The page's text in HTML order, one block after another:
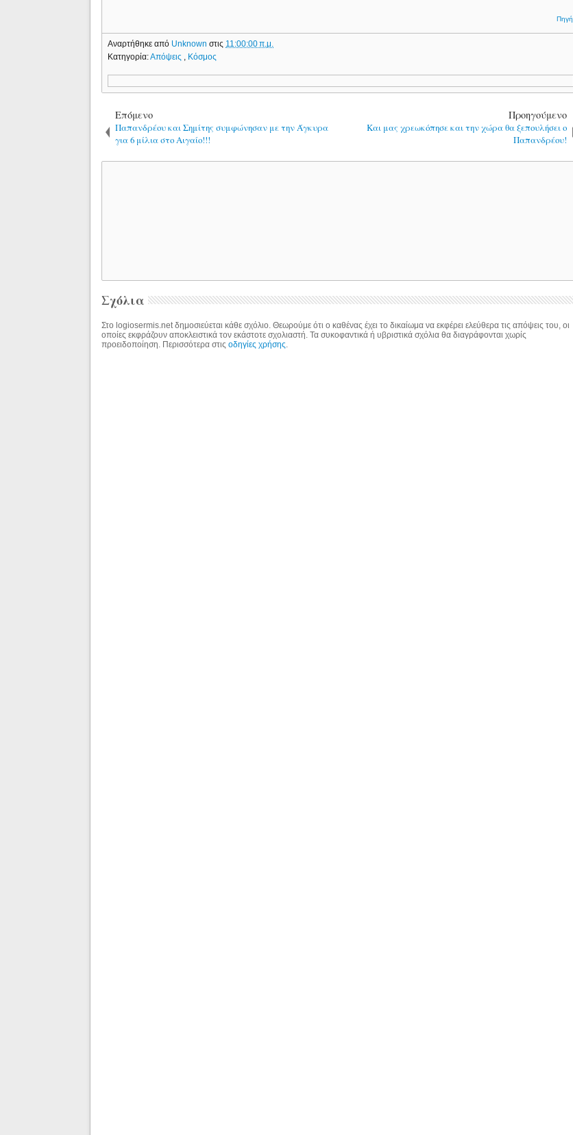
Πηγή
Αναρτήθηκε από Unknownστις 11:00:00 π.μ.
Κατηγορία:Απόψεις Κόσμος
Επόμενο
Παπανδρέου και Σημίτης συμφώνησαν με την Άγκυρα
για 6 μίλια στο Αιγαίο!!!
Προηγούμενο
Και μας χρεωκόπησε και την χώρα θα ξεπουλήσει ο
Παπανδρέου!
Σχόλια
Στο logiosermis.net δημοσιεύεται κάθε σχόλιο. Θεωρούμε ότι ο καθένας έχει το δικαίωμα να εκφέρει ελεύθερα τις απόψεις του, οι
οποίες εκφράζουν αποκλειστικά τον εκάστοτε σχολιαστή. Τα συκοφαντικά ή υβριστικά σχόλια θα διαγράφονται χωρίς
προειδοποίηση. Περισσότερα στιςοδηγίες χρήσης